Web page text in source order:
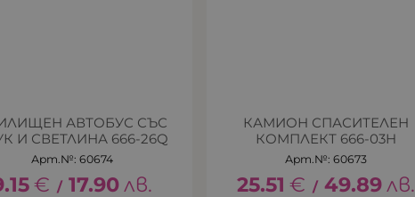
АВТОБУС СЪС
И СВЕТЛИНА 666-26Q
Арт.№: 60674
€ / 17.90лв.
КАМИОН СПАСИТЕЛЕН
КОМПЛЕКТ 666-03H
Арт.№: 60673
25.51 € / 49.89лв.